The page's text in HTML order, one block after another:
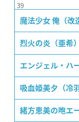
39
魔法少女 俺（改
烈火の炎（亜希）
エンジェル・ハ
吸血姫美夕（冷
緒方恵美の咆エ